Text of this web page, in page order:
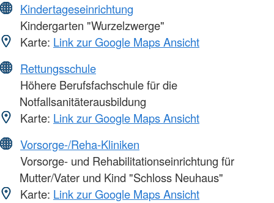
Kindertageseinrichtung
Kindergarten "Wurzelzwerge"
Karte: Link zur Google Maps Ansicht
Rettungsschule
Höhere Berufsfachschule für die
Notfallsanitäterausbildung
Karte: Link zur Google Maps Ansicht
Vorsorge-/Reha-Kliniken
Vorsorge- und Rehabilitationseinrichtung für
Mutter/Vater und Kind "Schloss Neuhaus"
Karte: Link zur Google Maps Ansicht